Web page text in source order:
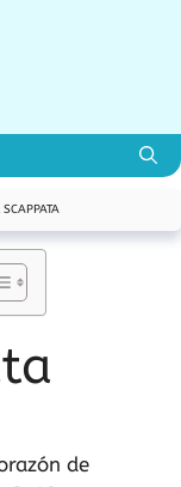
SCAPPATA
de